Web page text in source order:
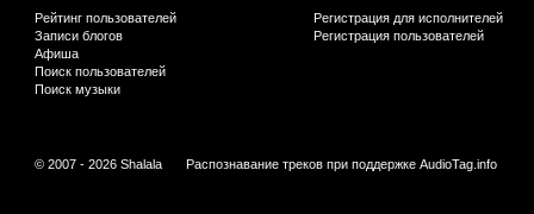
Рейтинг пользователей
Записи блогов
Афиша
Поиск пользователей
Поиск музыки
Регистрация для исполнителей
Регистрация пользователей
© 2007 - 2026 Shalala Распознавание треков при поддержке AudioTag.info